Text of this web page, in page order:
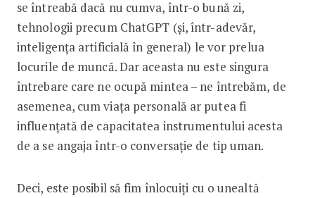
se întreabă dacă nu cumva, într-o bună zi,
tehnologii precum ChatGPT (și, într-adevăr,
inteligența artificială în general) le vor prelua
locurile de muncă. Dar aceasta nu este singura
întrebare care ne ocupă mintea – ne întrebăm, de
asemenea, cum viața personală ar putea fi
influențată de capacitatea instrumentului acesta
de a se angaja într-o conversație de tip uman.
Deci, este posibil să fim înlocuiți cu o unealtă